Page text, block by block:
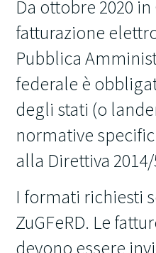
Da ottobre 2020
fatturazione
Pubblica
federale è
degli stati (o
normative
alla Direttiva
I formati richiesti
ZuGFeRD. Le
devono essere